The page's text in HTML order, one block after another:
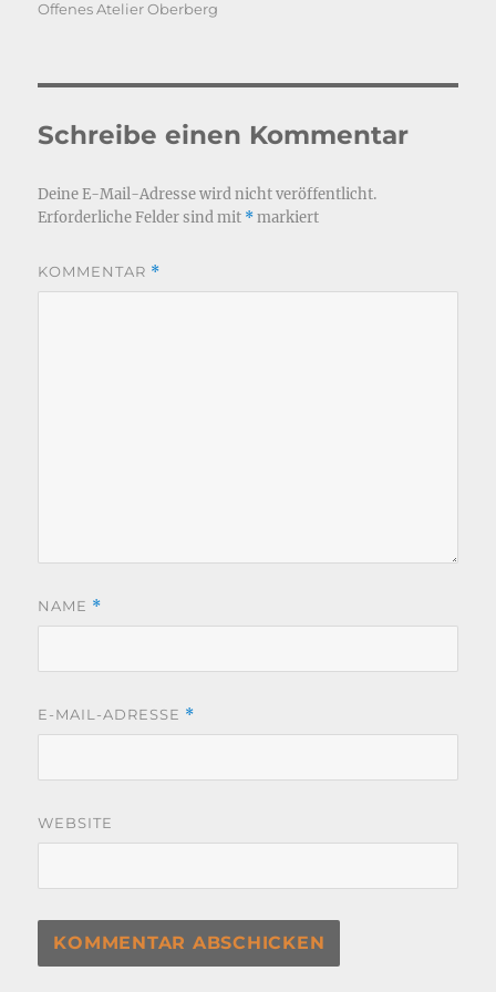
am
Offenes Atelier Oberberg
Schreibe einen Kommentar
Deine E-Mail-Adresse wird nicht veröffentlicht.
Erforderliche Felder sind mit *markiert
KOMMENTAR *
NAME *
E-MAIL-ADRESSE *
WEBSITE